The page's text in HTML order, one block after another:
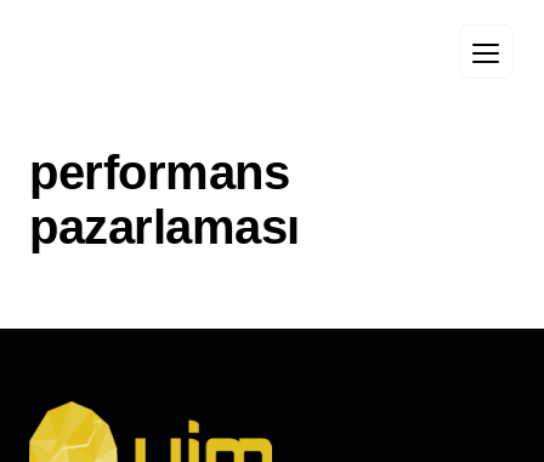
performans
pazarlaması